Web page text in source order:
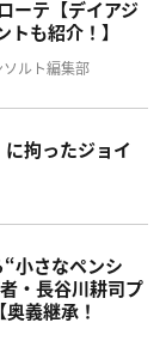
ーテ【デイアジ
トも紹介！】
ルト編集部
拘ったジョイ
小さなペンシ
・長谷川耕司プ
義継承！